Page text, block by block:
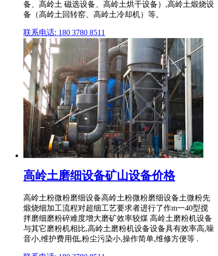
备、高岭土 磁选设备、高岭土烘干设备）,高岭土煅烧设
备（高岭土回转窑、高岭土冷却机）等。
联系电话: 180 3780 8511
高岭土磨细设备矿山设备价格
高岭土粉微粉磨细设备高岭土粉微粉磨细设备土微粉先
煅烧细加工流程对超细工艺要求者进行了作m一40型搅
拌磨细磨粉碎难度增大磨矿效率较煤 高岭土磨粉机设备
与其它磨粉机相比,高岭土磨粉机设备设备具有效率高,噪
音小,维护费用低,粉尘污染小,操作简单,维修方便等 .